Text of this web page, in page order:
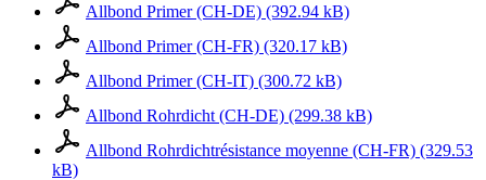
Allbond Primer (CH-DE) (392.94 kB)
Allbond Primer (CH-FR) (320.17 kB)
Allbond Primer (CH-IT) (300.72 kB)
Allbond Rohrdicht (CH-DE) (299.38 kB)
Allbond Rohrdichtrésistance moyenne (CH-FR) (329.53
kB)